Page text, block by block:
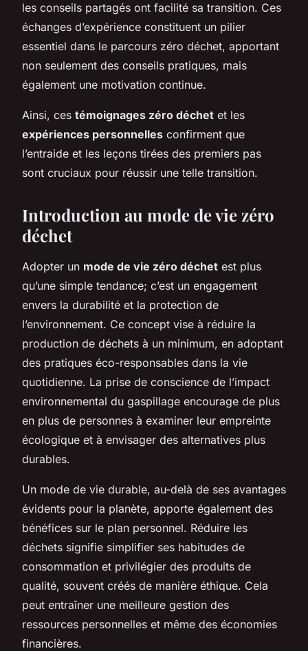
les conseils partagés ont facilité sa transition. Ces
échanges d’expérience constituent un pilier
essentiel dans le parcours zéro déchet, apportant
non seulement des conseils pratiques, mais
également une motivation continue.
Ainsi, ces témoignages zéro déchet et les
expériences personnelles confirment que
l’entraide et les leçons tirées des premiers pas
sont cruciaux pour réussir une telle transition.
Introduction au mode de vie zéro
déchet
Adopter un mode de vie zéro déchet est plus
qu’une simple tendance; c’est un engagement
envers la durabilité et la protection de
l’environnement. Ce concept vise à réduire la
production de déchets à un minimum, en adoptant
des pratiques éco-responsables dans la vie
quotidienne. La prise de conscience de l’impact
environnemental du gaspillage encourage de plus
en plus de personnes à examiner leur empreinte
écologique et à envisager des alternatives plus
durables.
Un mode de vie durable, au-delà de ses avantages
évidents pour la planète, apporte également des
bénéfices sur le plan personnel. Réduire les
déchets signifie simplifier ses habitudes de
consommation et privilégier des produits de
qualité, souvent créés de manière éthique. Cela
peut entraîner une meilleure gestion des
ressources personnelles et même des économies
financières.